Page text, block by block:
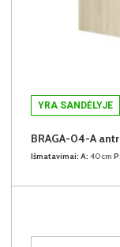
YRA SANDĖLYJE
BRAGA-04-A
Išmatavimai: A: 40cm P: